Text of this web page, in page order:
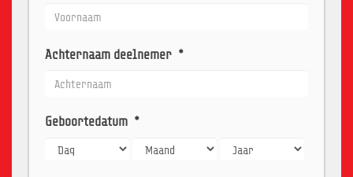
Achternaam deelnemer *
Geboortedatum *